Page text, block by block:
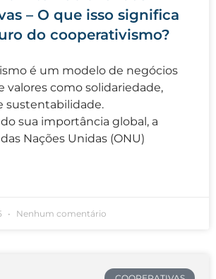
– O que isso significa
do cooperativismo?
é um modelo de negócios
valores como solidariedade,
sustentabilidade.
sua importância global, a
Nações Unidas (ONU)
Nenhum comentário